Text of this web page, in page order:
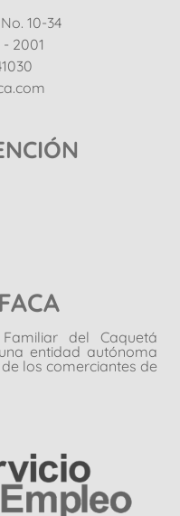
10-34
2001
del Caquetá
entidad autónoma
los comerciantes de